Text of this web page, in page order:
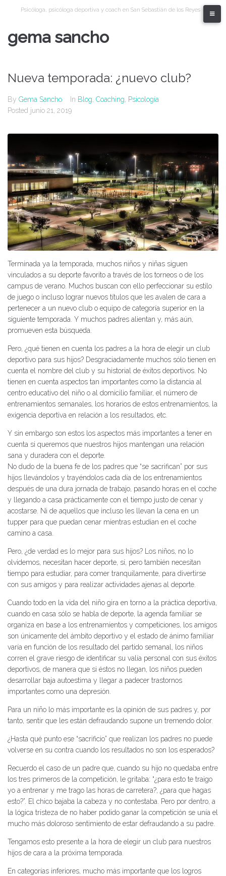
Psicóloga, psicóloga deportiva y coach en San Sebastián de los Reyes
gema sancho
Nueva temporada: ¿nuevo club?
By Gema Sancho In Blog Coaching Psicología
Posted junio 21, 2019
Terminada ya la temporada, muchos niños y niñas siguen
vinculados a su deporte favorito a través de los torneos o de los
campus de verano. Muchos buscan con ello perfeccionar su estilo
de juego o incluso lograr nuevos títulos que les avalen de cara a
pertenecer a un nuevo club o equipo de categoría superior en la
siguiente temporada. Y muchos padres alientan y, más aún,
promueven esta búsqueda.
Pero, ¿qué tienen en cuenta los padres a la hora de elegir un club
deportivo para sus hijos? Desgraciadamente muchos sólo tienen en
cuenta el nombre del club y su historial de éxitos deportivos. No
tienen en cuenta aspectos tan importantes como la distancia al
centro educativo del niño o al domicilio familiar, el número de
entrenamientos semanales, los horarios de estos entrenamientos, la
exigencia deportiva en relación a los resultados, etc.
Y sin embargo son estos los aspectos más importantes a tener en
cuenta si queremos que nuestros hijos mantengan una relación
sana y duradera con el deporte.
No dudo de la buena fe de los padres que “se sacrifican” por sus
hijos llevándolos y trayéndolos cada día de los entrenamientos
después de una dura jornada de trabajo, pasando horas en el coche
y llegando a casa prácticamente con el tiempo justo de cenar y
acostarse. Ni de aquellos que incluso les llevan la cena en un
tupper para que puedan cenar mientras estudian en el coche
camino a casa.
Pero, ¿de verdad es lo mejor para sus hijos? Los niños, no lo
olvidemos, necesitan hacer deporte, sí, pero también necesitan
tiempo para estudiar, para comer tranquilamente, para divertirse
con sus amigos y para realizar actividades ajenas al deporte.
Cuando todo en la vida del niño gira en torno a la práctica deportiva,
cuando en casa sólo se habla de deporte, la agenda familiar se
organiza en base a los entrenamientos y competiciones, los amigos
son únicamente del ámbito deportivo y el estado de ánimo familiar
varía en función de los resultado del partido semanal, los niños
corren el grave riesgo de identificar su valía personal con sus éxitos
deportivos, de manera que si éstos no llegan, los niños pueden
desarrollar baja autoestima y llegar a padecer trastornos
importantes como una depresión.
Para un niño lo más importante es la opinión de sus padres y, por
tanto, sentir que les están defraudando supone un tremendo dolor.
¿Hasta qué punto ese “sacrificio” que realizan los padres no puede
volverse en su contra cuando los resultados no son los esperados?
Recuerdo el caso de un padre que, cuando su hijo no quedaba entre
los tres primeros de la competición, le gritaba: “¿para esto te traigo
yo a entrenar y me trago las horas de carretera?, ¿para que hagas
esto?”. El chico bajaba la cabeza y no contestaba. Pero por dentro, a
la lógica tristeza de no haber podido ganar la competición se unía el
mucho más doloroso sentimiento de estar defraudando a su padre.
Tengamos esto presente a la hora de elegir un club para nuestros
hijos de cara a la próxima temporada.
En categorías inferiores, mucho más importante que los logros